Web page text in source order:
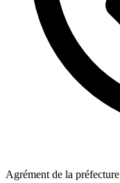
Agrément de la préfecture